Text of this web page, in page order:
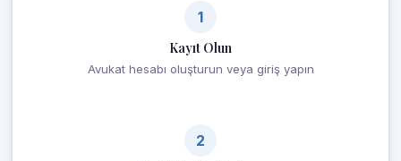
1
Kayıt Olun
Avukat hesabı oluşturun veya giriş yapın
2